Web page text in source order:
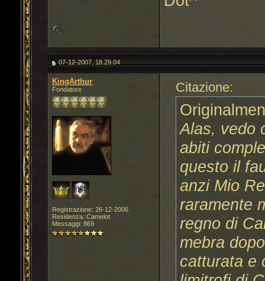
07-12-2007, 18.29.04
KingArthur
Fondatore
Registrazione: 26-12-2006
Residenza: Camelot
Messaggi: 869
Citazione:
Alas, vedo
abiti
questo il
anzi Mio
raramente
regno di
mebra
catturata e